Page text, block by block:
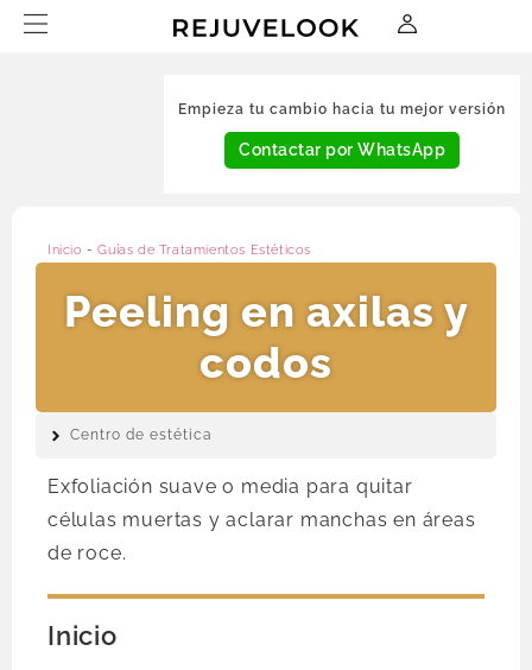
Empieza tu cambio hacia tu mejor versión
Contactar por WhatsApp
Inicio -Guías de Tratamientos Estéticos
Peeling en axilas y
codos
Centro de estética
Exfoliación suave o media para quitar
células muertas y aclarar manchas en áreas
de roce.
Inicio